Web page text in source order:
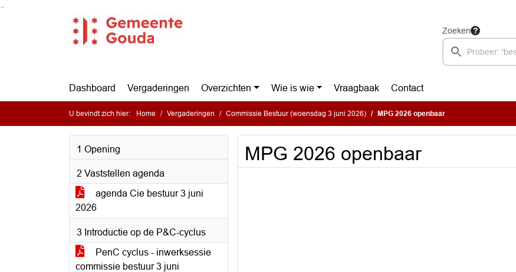
Ga naar de inhoud van deze pagina
Ga naar het zoeken
Ga naar het menu
Zoeken
Dashboard Vergaderingen Overzichten Wie is wie Vraagbaak Contact
U bevindt zich hier: Home Vergaderingen Commissie Bestuur (woensdag 3 juni 2026) MPG 2026 openbaar
1 Opening
2 Vaststellen agenda
agenda Cie bestuur 3 juni
2026
3 Introductie op de P&C-cyclus
PenC cyclus - inwerksessie
commissie bestuur 3 juni
MPG 2026 openbaar